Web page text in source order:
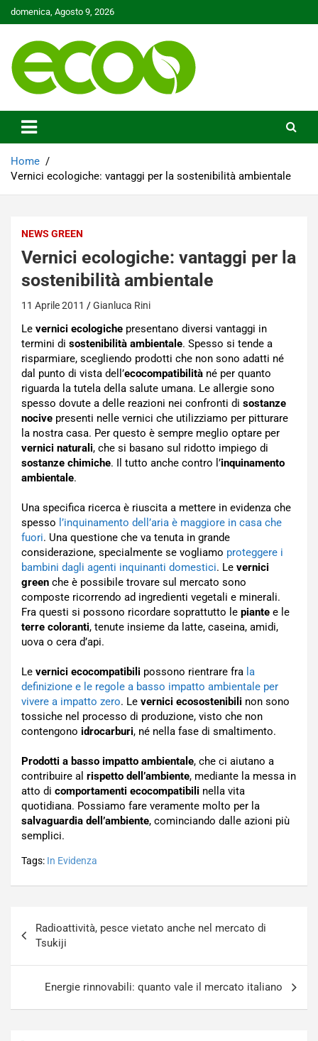
Skip
to
domenica, Agosto 9, 2026
Ecoo.it
Home
Vernici ecologiche: vantaggi per la sostenibilità ambientale
NEWS GREEN
Vernici ecologiche: vantaggi per la
sostenibilità ambientale
11 Aprile 2011 Gianluca Rini
Le vernici ecologiche presentano diversi vantaggi in
termini di sostenibilità ambientale. Spesso si tende a
risparmiare, scegliendo prodotti che non sono adatti né
dal punto di vista dell’ecocompatibilità né per quanto
riguarda la tutela della salute umana. Le allergie sono
spesso dovute a delle reazioni nei confronti di sostanze
nocive presenti nelle vernici che utilizziamo per pitturare
la nostra casa. Per questo è sempre meglio optare per
vernici naturali, che si basano sul ridotto impiego di
sostanze chimiche. Il tutto anche contro l’inquinamento
ambientale.
Una specifica ricerca è riuscita a mettere in evidenza che
spesso l’inquinamento dell’aria è maggiore in casa che
fuori. Una questione che va tenuta in grande
considerazione, specialmente se vogliamo proteggere i
bambini dagli agenti inquinanti domestici. Le vernici
green che è possibile trovare sul mercato sono
composte ricorrendo ad ingredienti vegetali e minerali.
Fra questi si possono ricordare soprattutto le piante e le
terre coloranti, tenute insieme da latte, caseina, amidi,
uova o cera d’api.
Le vernici ecocompatibili possono rientrare fra la
definizione e le regole a basso impatto ambientale per
vivere a impatto zero. Le vernici ecosostenibili non sono
tossiche nel processo di produzione, visto che non
contengono idrocarburi, né nella fase di smaltimento.
Prodotti a basso impatto ambientale, che ci aiutano a
contribuire al rispetto dell’ambiente, mediante la messa in
atto di comportamenti ecocompatibili nella vita
quotidiana. Possiamo fare veramente molto per la
salvaguardia dell’ambiente, cominciando dalle azioni più
semplici.
Tags: In Evidenza
articoli
Radioattività, pesce vietato anche nel mercato di
Tsukiji
Energie rinnovabili: quanto vale il mercato italiano